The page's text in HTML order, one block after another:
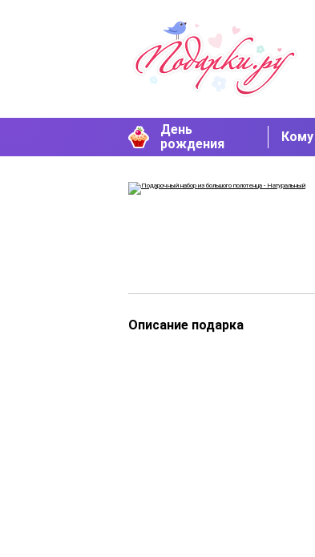
День
рождения
Кому
Описание подарка